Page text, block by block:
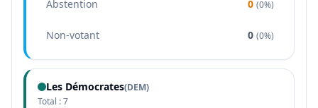
Abstention 0 (0%)
Non-votant 0 (0%)
Les Démocrates(DEM)
Total :7